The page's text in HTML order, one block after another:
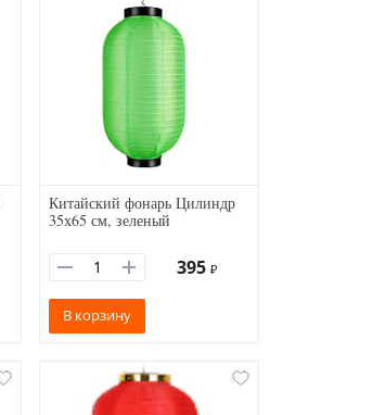
Китайский фонарь Цилиндр
35х65 см, зеленый
395 ₽
В корзину